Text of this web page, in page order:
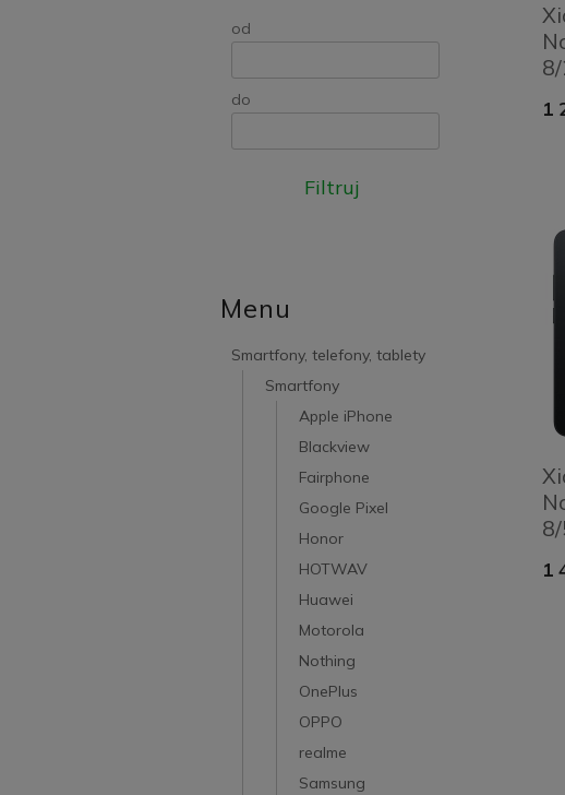
od
do
Filtruj
Menu
Smartfony, telefony, tablety
Smartfony
Apple iPhone
Blackview
Fairphone
Google Pixel
Honor
HOTWAV
Huawei
Motorola
Nothing
OnePlus
OPPO
realme
Samsung
1
1